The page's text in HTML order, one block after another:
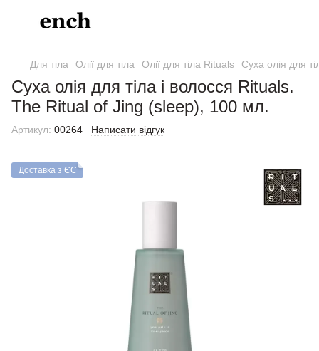
Для тіла Олії для тіла Олії для тіла Rituals Суха олія для
Суха олія для тіла і волосся Rituals.
The Ritual of Jing (sleep), 100 мл.
Артикул: 00264 Написати відгук
Доставка з ЄС